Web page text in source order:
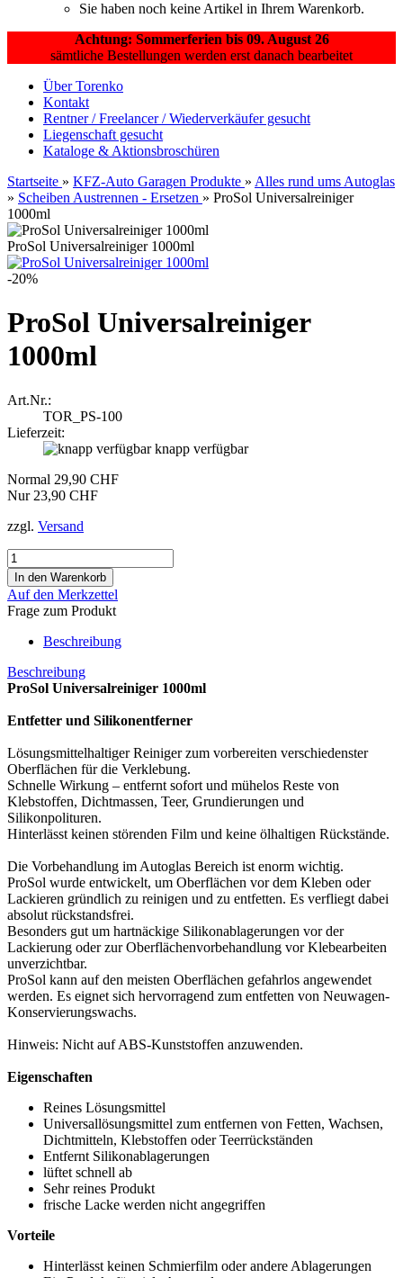
Sie haben noch keine Artikel in Ihrem Warenkorb.
Achtung: Sommerferien bis 09. August 26
sämtliche Bestellungen werden erst danach bearbeitet
Über Torenko
Kontakt
Rentner / Freelancer / Wiederverkäufer gesucht
Liegenschaft gesucht
Kataloge & Aktionsbroschüren
Startseite » KFZ-Auto Garagen Produkte » Alles rund ums Autoglas
» Scheiben Austrennen - Ersetzen » ProSol Universalreiniger
1000ml
ProSol Universalreiniger 1000ml
-20%
ProSol Universalreiniger
1000ml
Art.Nr.:
TOR_PS-100
Lieferzeit:
knapp verfügbar
Normal 29,90 CHF
Nur 23,90 CHF
zzgl. Versand
Auf den Merkzettel
Frage zum Produkt
Beschreibung
Beschreibung
ProSol Universalreiniger 1000ml
Entfetter und Silikonentferner
Lösungsmittelhaltiger Reiniger zum vorbereiten verschiedenster
Oberflächen für die Verklebung.
Schnelle Wirkung – entfernt sofort und mühelos Reste von
Klebstoffen, Dichtmassen, Teer, Grundierungen und
Silikonpolituren.
Hinterlässt keinen störenden Film und keine ölhaltigen Rückstände.
Die Vorbehandlung im Autoglas Bereich ist enorm wichtig.
ProSol wurde entwickelt, um Oberflächen vor dem Kleben oder
Lackieren gründlich zu reinigen und zu entfetten. Es verfliegt dabei
absolut rückstandsfrei.
Besonders gut um hartnäckige Silikonablagerungen vor der
Lackierung oder zur Oberflächenvorbehandlung vor Klebearbeiten
unverzichtbar.
ProSol kann auf den meisten Oberflächen gefahrlos angewendet
werden. Es eignet sich hervorragend zum entfetten von Neuwagen-
Konservierungswachs.
Hinweis: Nicht auf ABS-Kunststoffen anzuwenden.
Eigenschaften
Reines Lösungsmittel
Universallösungsmittel zum entfernen von Fetten, Wachsen,
Dichtmitteln, Klebstoffen oder Teerrückständen
Entfernt Silikonablagerungen
lüftet schnell ab
Sehr reines Produkt
frische Lacke werden nicht angegriffen
Vorteile
Hinterlässt keinen Schmierfilm oder andere Ablagerungen